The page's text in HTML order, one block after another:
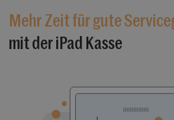
Mehr Zeit für gute
mit der iPad Kasse